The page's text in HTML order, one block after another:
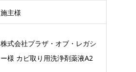
施主様
株式会社プラザ・オブ・レガシ
ー様 カビ取り用洗浄剤薬液A2